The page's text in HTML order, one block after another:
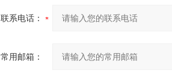
联系电话：
常用邮箱：